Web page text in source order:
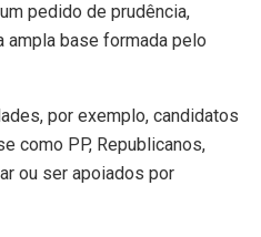
pedido de prudência,
ampla base formada pelo
por exemplo, candidatos
como PP, Republicanos,
ou ser apoiados por